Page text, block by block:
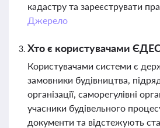
кадастру та зареєструвати
Джерело
Хто є користувачами
Користувачами системи є
замовники будівництва,
організації, саморегулівні
учасники будівельного
документи та відстежують